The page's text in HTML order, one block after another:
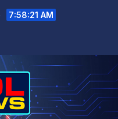
7:58:21 AM